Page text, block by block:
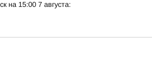
на 15:00 7 августа: